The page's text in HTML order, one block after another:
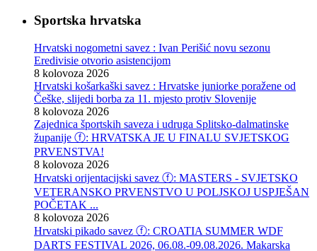
Sportska hrvatska
Hrvatski nogometni savez : Ivan Perišić novu sezonu
Eredivisie otvorio asistencijom
8 kolovoza 2026
Hrvatski košarkaški savez : Hrvatske juniorke poražene od
Češke, slijedi borba za 11. mjesto protiv Slovenije
8 kolovoza 2026
Zajednica športskih saveza i udruga Splitsko-dalmatinske
županije ⓕ: HRVATSKA JE U FINALU SVJETSKOG
PRVENSTVA!
8 kolovoza 2026
Hrvatski orijentacijski savez ⓕ: MASTERS - SVJETSKO
VETERANSKO PRVENSTVO U POLJSKOJ USPJEŠAN
POČETAK ...
8 kolovoza 2026
Hrvatski pikado savez ⓕ: CROATIA SUMMER WDF
DARTS FESTIVAL 2026, 06.08.-09.08.2026. Makarska